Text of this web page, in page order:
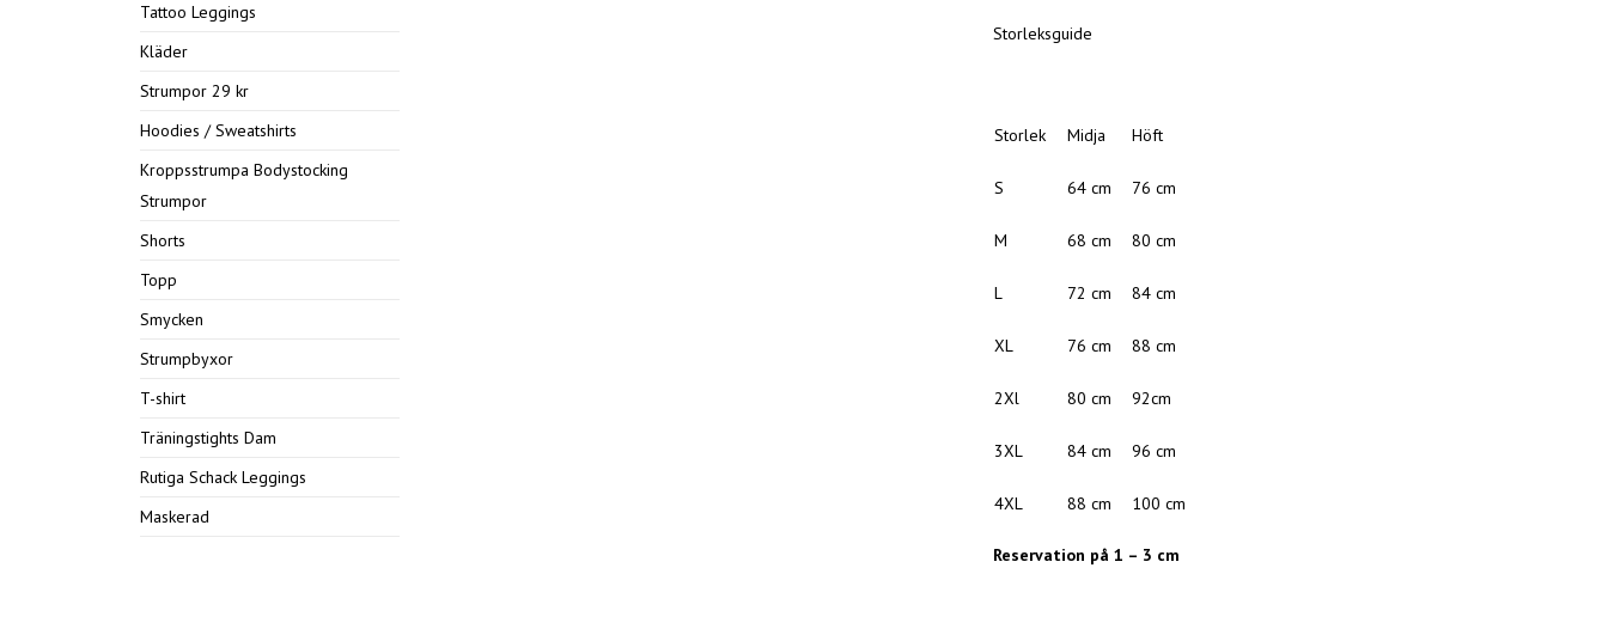
Tattoo Leggings
Kläder
Strumpor 29 kr
Hoodies / Sweatshirts
Kroppsstrumpa Bodystocking
Strumpor
Shorts
Topp
Smycken
Strumpbyxor
T-shirt
Träningstights Dam
Rutiga Schack Leggings
Maskerad
Storleksguide
Storlek Midja Höft
S 64 cm 76 cm
M 68 cm 80 cm
L 72 cm 84 cm
XL 76 cm 88 cm
2Xl 80 cm 92cm
3XL 84 cm 96 cm
4XL 88 cm 100 cm
Reservation på 1 – 3 cm